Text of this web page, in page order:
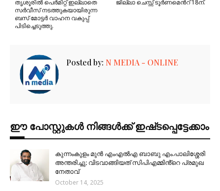
ജില്ലാ ചെസ്സ് ടൂർണമെൻറ് 18ന്.
തൃശൂരിൽ പെർമിറ്റ് ഇല്ലാതെ
സർവീസ് നടത്തുകയായിരുന്ന
ബസ് മോട്ടർ വാഹന വകുപ്പ്
പിടിച്ചെടുത്തു.
Posted by: N MEDIA - ONLINE
ഈ പോസ്റ്റുകൾ നിങ്ങൾക്ക് ഇഷ്‌‌ടപ്പെട്ടേക്കാം
കുന്നംകുളം മുൻ എംഎൽഎ ബാബു എം.പാലിശ്ശേരി
അന്തരിച്ചു; വിടവാങ്ങിയത് സിപിഎമ്മിൻ്റെ പ്രമുഖ
നേതാവ്
October 14, 2025